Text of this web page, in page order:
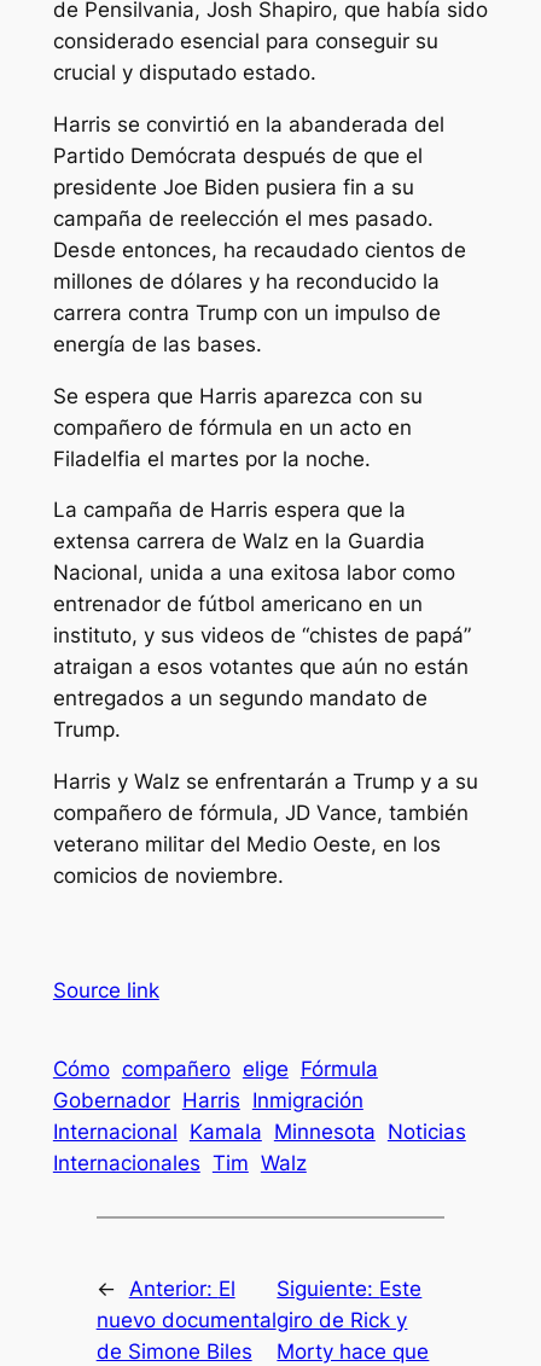
de Pensilvania, Josh Shapiro, que había sido
considerado esencial para conseguir su
crucial y disputado estado.
Harris se convirtió en la abanderada del
Partido Demócrata después de que el
presidente Joe Biden pusiera fin a su
campaña de reelección el mes pasado.
Desde entonces, ha recaudado cientos de
millones de dólares y ha reconducido la
carrera contra Trump con un impulso de
energía de las bases.
Se espera que Harris aparezca con su
compañero de fórmula en un acto en
Filadelfia el martes por la noche.
La campaña de Harris espera que la
extensa carrera de Walz en la Guardia
Nacional, unida a una exitosa labor como
entrenador de fútbol americano en un
instituto, y sus videos de “chistes de papá”
atraigan a esos votantes que aún no están
entregados a un segundo mandato de
Trump.
Harris y Walz se enfrentarán a Trump y a su
compañero de fórmula, JD Vance, también
veterano militar del Medio Oeste, en los
comicios de noviembre.
Source link
Cómo compañero elige Fórmula
Gobernador Harris Inmigración
Internacional Kamala Minnesota Noticias
Internacionales Tim Walz
← Anterior: El
nuevo documental
de Simone Biles
Siguiente: Este
giro de Rick y
Morty hace que